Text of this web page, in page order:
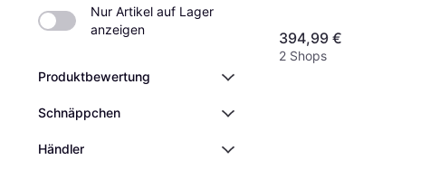
Nur Artikel auf Lager
anzeigen
Produktbewertung
Schnäppchen
Händler
394,99 €
2 Shops